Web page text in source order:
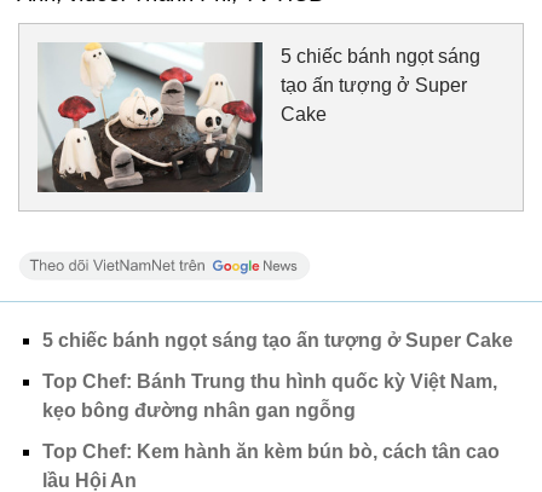
5 chiếc bánh ngọt sáng
tạo ấn tượng ở Super
Cake
5 chiếc bánh ngọt sáng tạo ấn tượng ở Super Cake
Top Chef: Bánh Trung thu hình quốc kỳ Việt Nam,
kẹo bông đường nhân gan ngỗng
Top Chef: Kem hành ăn kèm bún bò, cách tân cao
lầu Hội An